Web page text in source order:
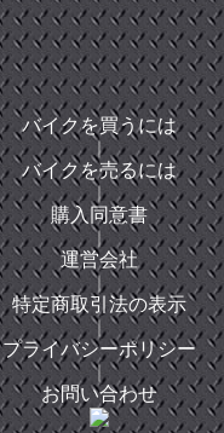
バイクを買うには
｜
バイクを売るには
｜
購入同意書
｜
運営会社
｜
特定商取引法の表示
｜
プライバシーポリシー
｜
お問い合わせ